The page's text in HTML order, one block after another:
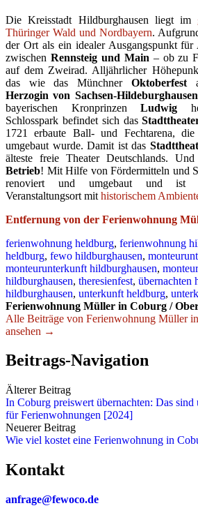
Die Kreisstadt Hildburghausen liegt im
Thüringer Wald und Nordbayern.
der Ort als ein idealer Ausgangspunkt
zwischen Rennsteig und Main – ob zu
auf dem Zweirad. Alljährlicher
das wie das Münchner Oktoberfest
Herzogin von Sachsen-Hildeburghausen
bayerischen KronprinzenLudwig
Schlosspark befindet sich das
1721 erbaute Ball- und Fechtarena,
umgebaut wurde. Damit ist das
älteste freie Theater Deutschlands.
Betrieb! Mit Hilfe von Fördermitteln und
renoviert und umgebaut und ist
Veranstaltungsort mit historischem
Entfernung von der Ferienwohnung
ferienwohnung heldburg, ferienwohnung
heldburg, fewo hildburghausen,
monteurunterkunft hildburghausen,
hildburghausen, theresienfest, übernachten
hildburghausen, unterkunft heldburg,
Ferienwohnung Müller in Coburg /
Alle Beiträge von Ferienwohnung Müller
ansehen →
Beitrags-Navigation
Älterer Beitrag
In Coburg preiswert übernachten: Das sind
für Ferienwohnungen [2024]
Neuerer Beitrag
Wie viel kostet eine Ferienwohnung in
Kontakt
anfrage@fewoco.de